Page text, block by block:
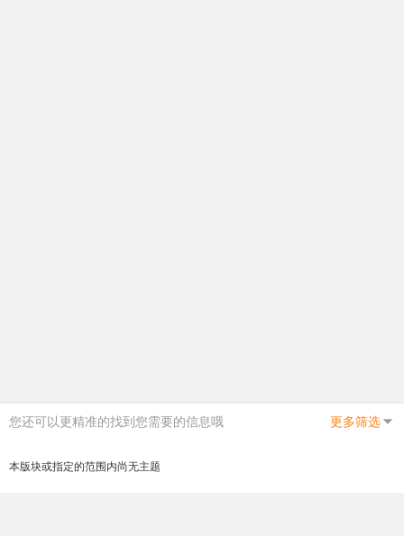
您还可以更精准的找到您需要的信息哦 更多筛选
本版块或指定的范围内尚无主题